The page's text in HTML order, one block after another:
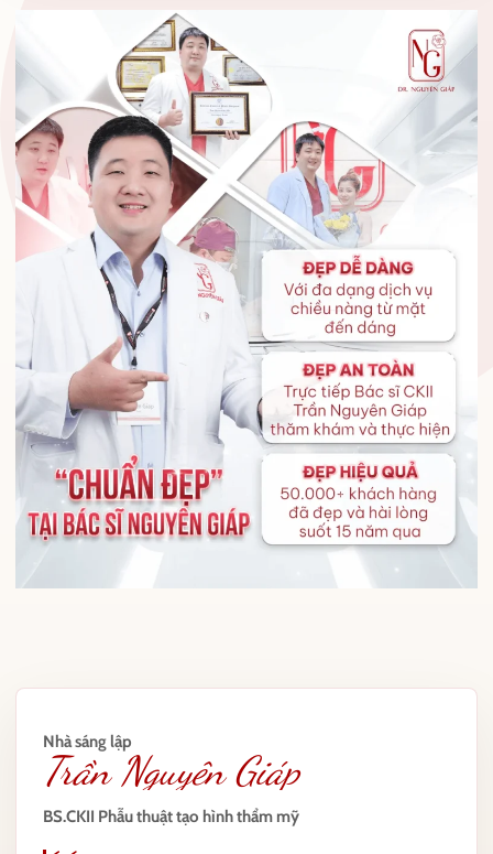
Nhà sáng lập
Trần Nguyên Giáp
BS.CKII Phẫu thuật tạo hình thẩm mỹ